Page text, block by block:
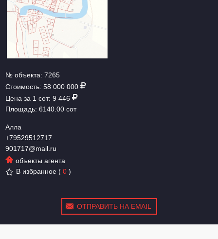
№ объекта:7265
Стоимость:58 000 000
Цена за 1 сот:9 446
Площадь:6140.00 сот
Алла
+79529512717
901717@mail.ru
объекты агента
В избранное (0)
ОТПРАВИТЬ НА EMAIL